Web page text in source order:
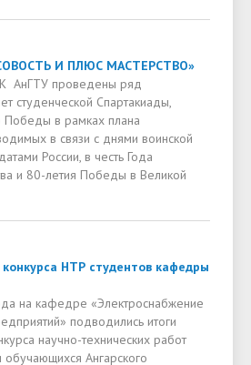
И ПЛЮС МАСТЕРСТВО»
проведены ряд
студенческой Спартакиады,
в рамках плана
в связи с днями воинской
России, в честь Года
и 80-летия Победы в Великой
НТР студентов кафедры
на кафедре «Электроснабжение
подводились итоги
научно-технических работ
Ангарского